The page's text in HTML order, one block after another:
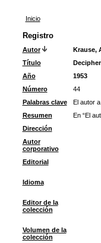
Inicio
Registro
Autor
Krause,
Título
Año
1953
Número
44
Palabras clave
El autor
Resumen
En “El
Dirección
Autor
corporativo
Editorial
Idioma
Editor de la
colección
Volumen de la
colección